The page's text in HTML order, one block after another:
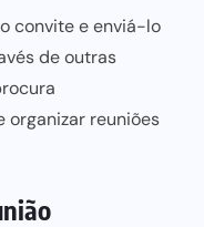
convite e enviá-lo
de outras
organizar reuniões